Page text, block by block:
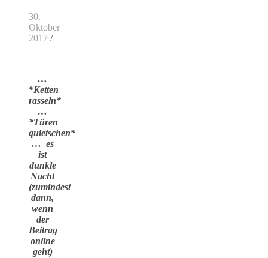
30.
Oktober
2017 /
…
*Ketten
rasseln*
…
*Türen
quietschen*
… es
ist
dunkle
Nacht
(zumindest
dann,
wenn
der
Beitrag
online
geht)